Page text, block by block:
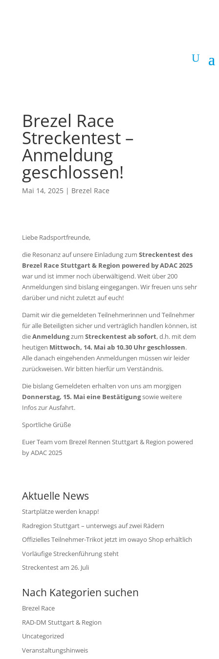
Brezel Race
Streckentest –
Anmeldung
geschlossen!
Mai 14, 2025| Brezel Race
Liebe Radsportfreunde,
die Resonanz auf unsere Einladung zum Streckentest des
Brezel Race Stuttgart & Region powered by ADAC 2025
war und ist immer noch überwältigend. Weit über 200
Anmeldungen sind bislang eingegangen. Wir freuen uns sehr
darüber und nicht zuletzt auf euch!
Damit wir die gemeldeten Teilnehmerinnen und Teilnehmer
für alle Beteiligten sicher und verträglich handlen können, ist
dieAnmeldungzum Streckentestab sofort, d.h. mit dem
heutigen Mittwoch, 14. Mai ab 10.30 Uhrgeschlossen.
Alle danach eingehenden Anmeldungen müssen wir leider
zurückweisen. Wir bitten hierfür um Verständnis.
Die bislang Gemeldeten erhalten von uns am morgigen
Donnerstag, 15. Mai eine Bestätigungsowie weitere
Infos zur Ausfahrt.
Sportliche Grüße
Euer Team vom Brezel Rennen Stuttgart & Region powered
by ADAC 2025
Aktuelle News
Startplätze werden knapp!
Radregion Stuttgart – unterwegs auf zwei Rädern
Offizielles Teilnehmer-Trikot jetzt im owayo Shop erhältlich
Vorläufige Streckenführung steht
Streckentest am 26. Juli
Nach Kategorien suchen
Brezel Race
RAD-DM Stuttgart & Region
Uncategorized
Veranstaltungshinweis